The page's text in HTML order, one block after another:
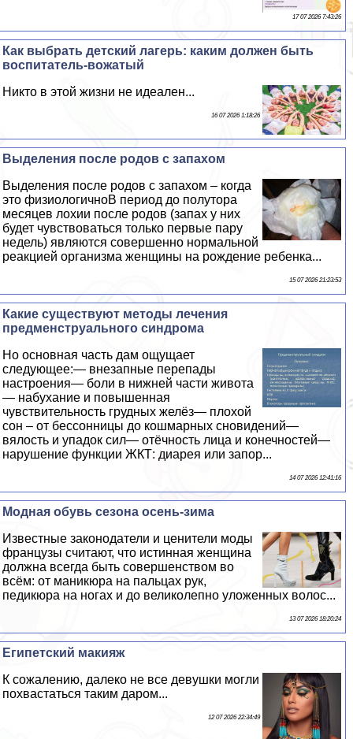
17 07 2026 7:43:26
Как выбрать детский лагерь: каким должен быть
воспитатель-вожатый
Никто в этой жизни не идеален...
16 07 2026 1:18:26
Выделения после родов с запахом
Выделения после родов с запахом – когда
это физиологичноВ период до полутора
месяцев лохии после родов (запах у них
будет чувствоваться только первые пару
недель) являются совершенно нормальной
реакцией организма женщины на рождение ребенка...
15 07 2026 21:23:53
Какие существуют методы лечения
предмeнcтpуального синдрома
Но основная часть дам ощущает
следующее:— внезапные перепады
настроения— боли в нижней части живота
— набухание и повышенная
чувствительность грудных желёз— плохой
сон – от бессонницы до кошмарных сновидений—
вялость и упадок сил— отёчность лица и конечностей—
нарушение функции ЖКТ: диарея или запор...
14 07 2026 12:41:16
Модная обувь сезона осень-зима
Известные законодатели и ценители моды
французы считают, что истинная женщина
должна всегда быть совершенством во
всём: от маникюра на пальцах рук,
педикюра на ногах и до великолепно уложенных волос...
13 07 2026 18:20:24
Египетский макияж
К сожалению, далеко не все дeвyшки могли
похвастаться таким даром...
12 07 2026 22:34:49